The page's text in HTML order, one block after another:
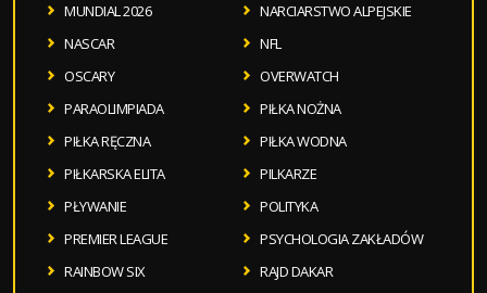
MUNDIAL 2026
NARCIARSTWO ALPEJSKIE
NASCAR
NFL
OSCARY
OVERWATCH
PARAOLIMPIADA
PIŁKA NOŻNA
PIŁKA RĘCZNA
PIŁKA WODNA
PIŁKARSKA ELITA
PILKARZE
PŁYWANIE
POLITYKA
PREMIER LEAGUE
PSYCHOLOGIA ZAKŁADÓW
RAINBOW SIX
RAJD DAKAR